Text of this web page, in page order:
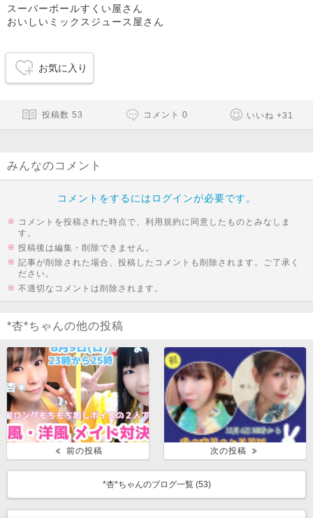
スーパーボールすくい屋さん
おいしいミックスジュース屋さん
お気に入り
投稿数 53 コメント 0 いいね +31
みんなのコメント
コメントをするにはログインが必要です。
コメントを投稿された時点で、利用規約に同意したものとみなしま
す。
投稿後は編集・削除できません。
記事が削除された場合、投稿したコメントも削除されます。ご了承く
ださい。
不適切なコメントは削除されます。
*杏*ちゃんの他の投稿
前の投稿 次の投稿
*杏*ちゃんのブログ一覧 (53)